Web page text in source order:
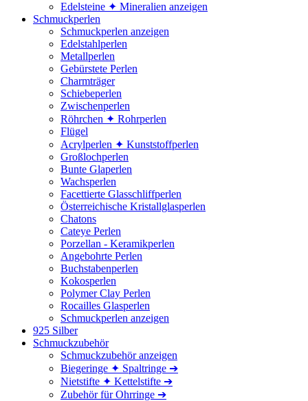
Edelsteine ✦ Mineralien anzeigen
Schmuckperlen
Schmuckperlen anzeigen
Edelstahlperlen
Metallperlen
Gebürstete Perlen
Charmträger
Schiebeperlen
Zwischenperlen
Röhrchen ✦ Rohrperlen
Flügel
Acrylperlen ✦ Kunststoffperlen
Großlochperlen
Bunte Glaperlen
Wachsperlen
Facettierte Glasschliffperlen
Österreichische Kristallglasperlen
Chatons
Cateye Perlen
Porzellan - Keramikperlen
Angebohrte Perlen
Buchstabenperlen
Kokosperlen
Polymer Clay Perlen
Rocailles Glasperlen
Schmuckperlen anzeigen
925 Silber
Schmuckzubehör
Schmuckzubehör anzeigen
Biegeringe ✦ Spaltringe ➔
Nietstifte ✦ Kettelstifte ➔
Zubehör für Ohrringe ➔